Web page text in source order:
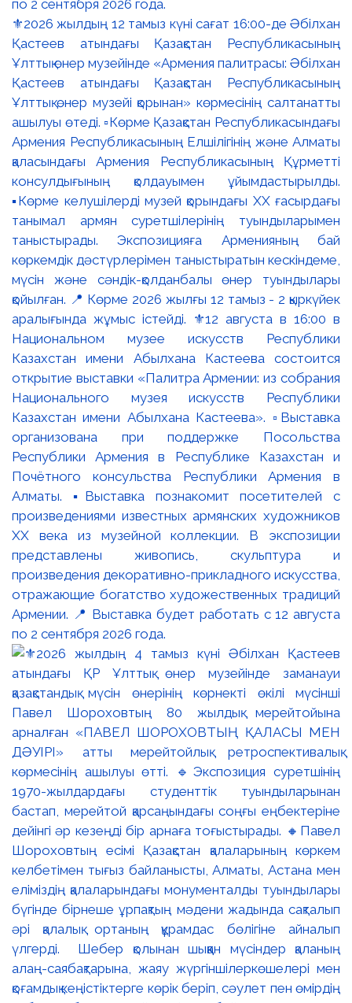
⚜️2026 жылдың 12 тамыз күні сағат 16:00-де Әбілхан
Қастеев атындағы Қазақстан Республикасының
Ұлттық өнер музейінде «Армения палитрасы: Әбілхан
Қастеев атындағы Қазақстан Республикасының
Ұлттық өнер музейі қорынан» көрмесінің салтанатты
ашылуы өтеді. ▫️Көрме Қазақстан Республикасындағы
Армения Республикасының Елшілігінің және Алматы
қаласындағы Армения Республикасының Құрметті
консулдығының қолдауымен ұйымдастырылды.
▪️Көрме келушілерді музей қорындағы ХХ ғасырдағы
танымал армян суретшілерінің туындыларымен
таныстырады. Экспозицияға Арменияның бай
көркемдік дәстүрлерімен таныстыратын кескіндеме,
мүсін және сәндік-қолданбалы өнер туындылары
қойылған. 📍 Көрме 2026 жылғы 12 тамыз - 2 қыркүйек
аралығында жұмыс істейді. ⚜️12 августа в 16:00 в
Национальном музее искусств Республики
Казахстан имени Абылхана Кастеева состоится
открытие выставки «Палитра Армении: из собрания
Национального музея искусств Республики
Казахстан имени Абылхана Кастеева». ▫️Выставка
организована при поддержке Посольства
Республики Армения в Республике Казахстан и
Почётного консульства Республики Армения в
Алматы. ▪️Выставка познакомит посетителей с
произведениями известных армянских художников
XX века из музейной коллекции. В экспозиции
представлены живопись, скульптура и
произведения декоративно-прикладного искусства,
отражающие богатство художественных традиций
Армении. 📍 Выставка будет работать с 12 августа
по 2 сентября 2026 года.